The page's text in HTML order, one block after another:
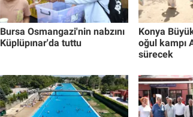
Bursa Osmangazi'nin nabzını
Küplüpınar'da tuttu
Konya
oğul kampı
sürecek